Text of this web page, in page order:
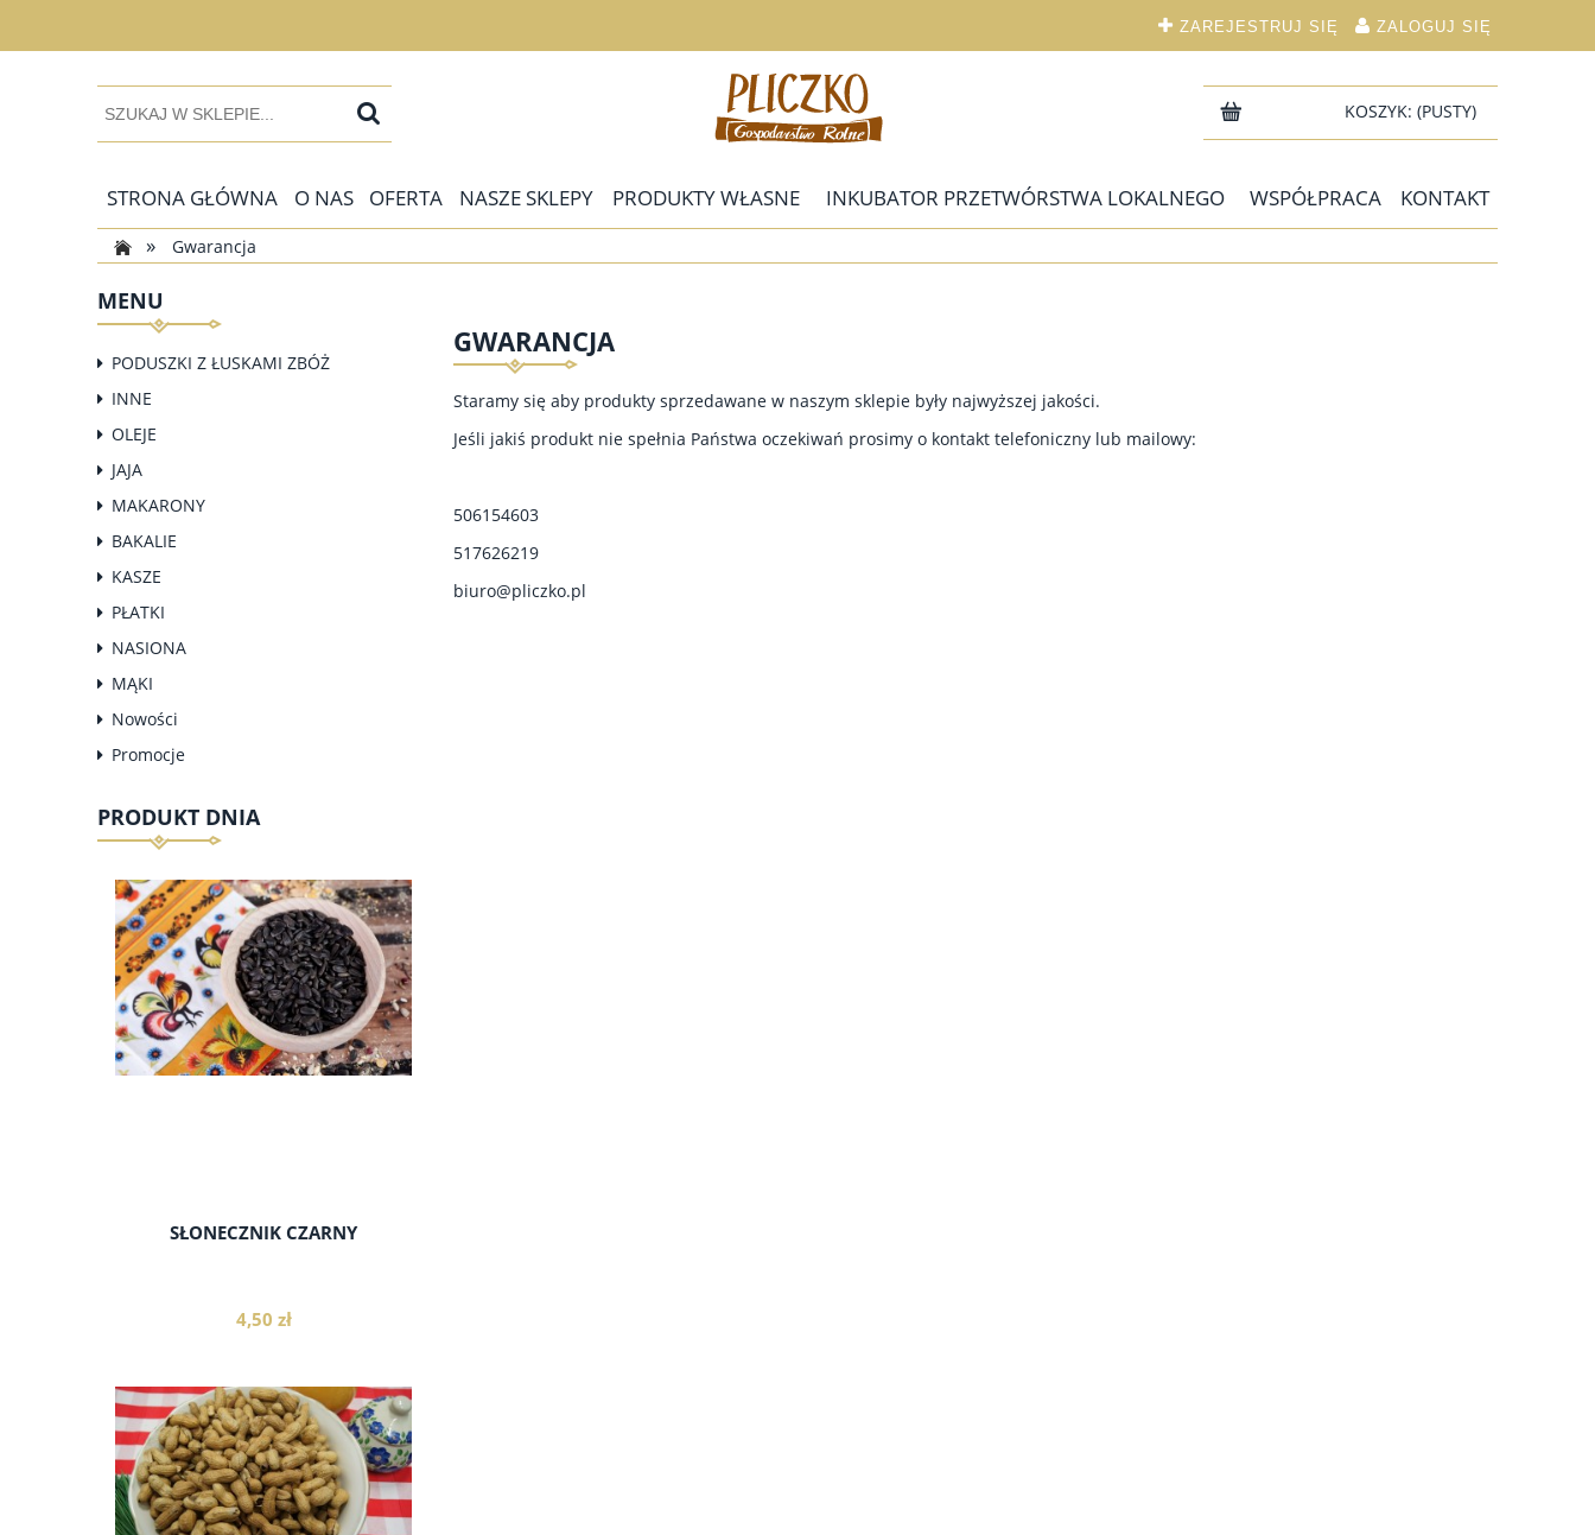
ZAREJESTRUJ SIĘ ZALOGUJ SIĘ
KOSZYK: (PUSTY)
STRONA GŁÓWNA O NAS OFERTA NASZE SKLEPY PRODUKTY WŁASNE INKUBATOR PRZETWÓRSTWA LOKALNEGO WSPÓŁPRACA
KONTAKT
»
Gwarancja
MENU
PODUSZKI Z ŁUSKAMI ZBÓŻ
INNE
OLEJE
JAJA
MAKARONY
BAKALIE
KASZE
PŁATKI
NASIONA
MĄKI
Nowości
Promocje
PRODUKT DNIA
SŁONECZNIK CZARNY
4,50 zł
do koszyka
GWARANCJA
Staramy się aby produkty sprzedawane w naszym sklepie były najwyższej jakości.
Jeśli jakiś produkt nie spełnia Państwa oczekiwań prosimy o kontakt telefoniczny lub mailowy:
506154603
517626219
biuro@pliczko.pl